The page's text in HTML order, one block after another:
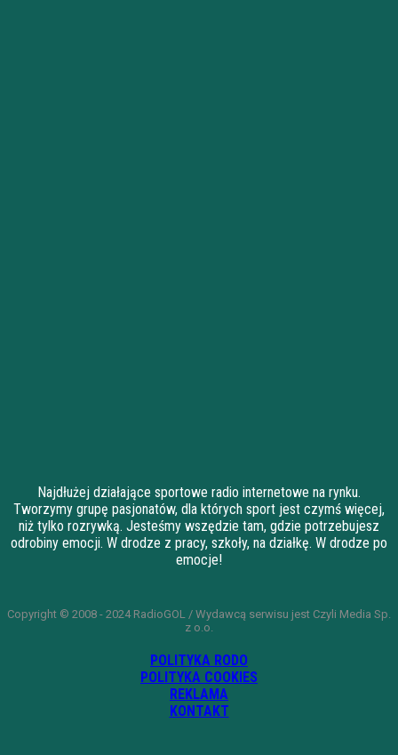
Najdłużej działające sportowe radio internetowe na rynku.
Tworzymy grupę pasjonatów, dla których sport jest czymś więcej,
niż tylko rozrywką. Jesteśmy wszędzie tam, gdzie potrzebujesz
odrobiny emocji. W drodze z pracy, szkoły, na działkę. W drodze po
emocje!
Copyright © 2008 - 2024 RadioGOL / Wydawcą serwisu jest Czyli Media Sp.
z o.o.
POLITYKA RODO
POLITYKA COOKIES
REKLAMA
KONTAKT